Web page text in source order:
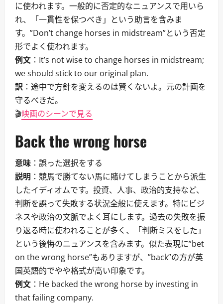
に使われます。一般的に否定的なニュアンスで用いら
れ、「一貫性を保つべき」という助言を含みま
す。”Don’t change horses in midstream”という否定
形でよく使われます。
例文 ：It’s not wise to change horses in midstream;
we should stick to our original plan.
訳 ：途中で方針を変えるのは賢くないよ。元の計画を
守るべきだ。
🎬映画のシーンで見る
Back the wrong horse
意味 ：誤った選択をする
説明 ：競馬で勝てない馬に賭けてしまうことから派生
したイディオムです。投資、人事、政治的支持など、
判断を誤って失敗する状況全般に使えます。特にビジ
ネスや政治の文脈でよく耳にします。過去の失敗を振
り返る時に使われることが多く、「判断ミスをした」
という後悔のニュアンスを含みます。似た表現に”bet
on the wrong horse”もありますが、”back”の方が英
国英語的でやや格式が高い印象です。
例文 ：He backed the wrong horse by investing in
that failing company.